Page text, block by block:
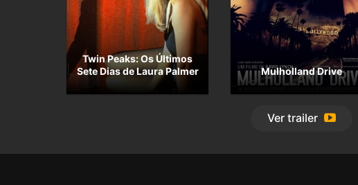
Twin Peaks: Os Últimos
Sete Dias de Laura Palmer
Mulholland Drive
Ver trailer